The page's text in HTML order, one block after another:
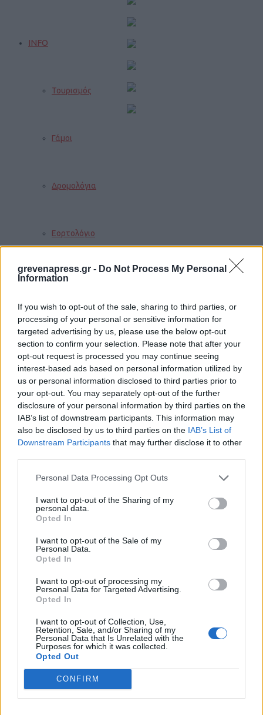
grevenapress.gr - Do Not Process My Personal
Information
If you wish to opt-out of the sale, sharing to third parties, or
processing of your personal or sensitive information for
targeted advertising by us, please use the below opt-out
section to confirm your selection. Please note that after your
opt-out request is processed you may continue seeing
interest-based ads based on personal information utilized by
us or personal information disclosed to third parties prior to
your opt-out. You may separately opt-out of the further
disclosure of your personal information by third parties on the
IAB’s list of downstream participants. This information may
also be disclosed by us to third parties on the IAB’s List of
Downstream Participants that may further disclose it to other
Personal Data Processing Opt Outs
I want to opt-out of the Sharing of my
personal data.
Opted In
I want to opt-out of the Sale of my
Personal Data.
Opted In
I want to opt-out of processing my
Personal Data for Targeted Advertising.
Opted In
I want to opt-out of Collection, Use,
Retention, Sale, and/or Sharing of my
Personal Data that Is Unrelated with the
Purposes for which it was collected.
Opted Out
CONFIRM
INFO
Τουρισμός
Γάμοι
Δρομολόγια
Εορτολόγιο
Αγγελίες
Κηδείες
Καιρός
Φαρμακεία
Τροχαία
ΠΕΡΙΣΣΟΤΕΡΑ
Trending
Οι ΜΥΛΟΙ ΓΡΕΒΕΝΩΝ ΓΙΑΝΝΑΚΟΠΟΥΛΟΣ Α.Ε.
ανακοινώνουν την τιμή αγοράς στο Μαλακό Σιτάρι
εσοδείας 2026
30 Ιουλίου 2026
Περιφέρεια Δυτικής Μακεδονίας: Υπογράφηκε η
προγραμματική σύμβαση για την ανακαίνιση του
κτιρίου της Στέγης Ανηλίκων Κοζάνης
4 Αυγούστου 2026